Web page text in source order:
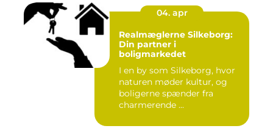
04. apr
Realmæglerne Silkeborg:
Din partner i
boligmarkedet
I en by som Silkeborg, hvor
naturen møder kultur, og
boligerne spænder fra
charmerende ...